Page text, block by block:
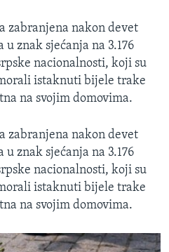
zabranjena nakon devet
znak sjećanja na 3.176
nacionalnosti, koji su
istaknuti bijele trake
na svojim domovima.
zabranjena nakon devet
znak sjećanja na 3.176
nacionalnosti, koji su
istaknuti bijele trake
na svojim domovima.